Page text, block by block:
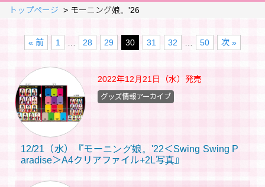
トップページ > モーニング娘。'26
« 前 1 28 29 30 31 32 50 次 »
2022年12月21日（水） 発売
12/21（水）『モーニング娘。'22＜Swing Swing P
aradise＞A4クリアファイル+2L写真』
グッズ情報アーカイブ